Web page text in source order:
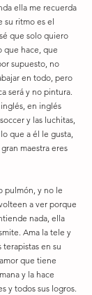
ella me recuerda
su ritmo es el
que solo quiero
que hace, que
supuesto, no
en todo, pero
será y no pintura.
en inglés
y las luchitas,
que a él le gusta,
maestra eres
pulmón, y no le
a ver porque
nada, ella
Ama la tele y
en su
que tiene
y la hace
y todos sus logros.